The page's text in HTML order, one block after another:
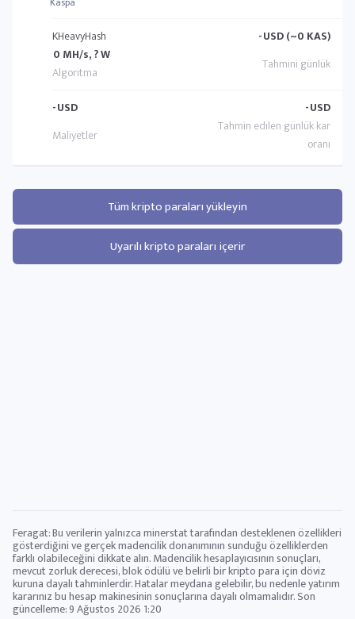
KHeavyHash
0 MH/s, ? W
-USD (~0 KAS)
-USD -USD
Tüm kripto paraları yükleyin
Uyarılı kripto paraları içerir
Feragat: Bu verilerin yalnızca minerstat tarafından desteklenen özellikleri
gösterdiğini ve gerçek madencilik donanımının sunduğu özelliklerden
farklı olabileceğini dikkate alın. Madencilik hesaplayıcısının sonuçları,
mevcut zorluk derecesi, blok ödülü ve belirli bir kripto para için döviz
kuruna dayalı tahminlerdir. Hatalar meydana gelebilir, bu nedenle yatırım
kararınız bu hesap makinesinin sonuçlarına dayalı olmamalıdır. Son
güncelleme:9 Ağustos 2026 1:20